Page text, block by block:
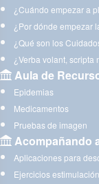
¿Cuándo empezar a
¿Por dónde empezar
¿Qué son los
¿Verba volant, scripta
Aula de
Epidemias
Medicamentos
Pruebas de imagen
Acompañando
Aplicaciones para
Ejercicios